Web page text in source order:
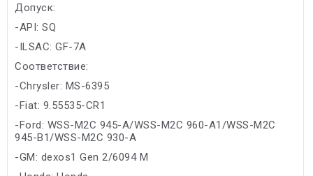
Допуск:
-API: SQ
-ILSAC: GF-7A
Соответствие:
-Chrysler: MS-6395
-Fiat: 9.55535-CR1
-Ford: WSS-M2C 945-A/WSS-M2C 960-A1/WSS-M2C
945-B1/WSS-M2C 930-A
-GM: dexos1 Gen 2/6094 M